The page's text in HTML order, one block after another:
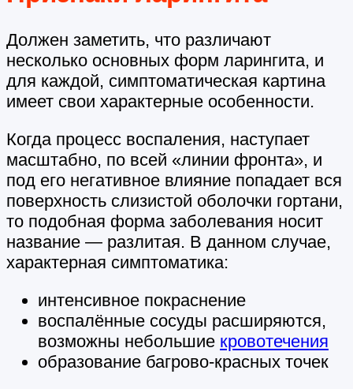
Должен заметить, что различают
несколько основных форм ларингита, и
для каждой, симптоматическая картина
имеет свои характерные особенности.
Когда процесс воспаления, наступает
масштабно, по всей «линии фронта», и
под его негативное влияние попадает вся
поверхность слизистой оболочки гортани,
то подобная форма заболевания носит
название — разлитая. В данном случае,
характерная симптоматика:
интенсивное покраснение
воспалённые сосуды расширяются,
возможны небольшие кровотечения
образование багрово-красных точек